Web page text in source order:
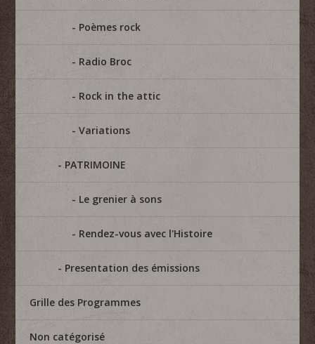
Poèmes rock
Radio Broc
Rock in the attic
Variations
PATRIMOINE
Le grenier à sons
Rendez-vous avec l'Histoire
Presentation des émissions
Grille des Programmes
Non catégorisé